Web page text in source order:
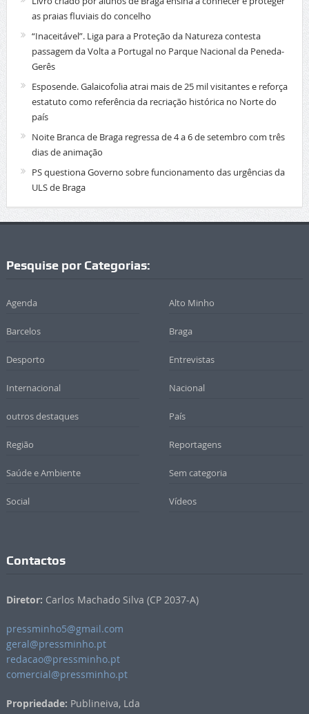
as praias fluviais do concelho
“Inaceitável”. Liga para a Proteção da Natureza contesta
passagem da Volta a Portugal no Parque Nacional da Peneda-
Gerês
Esposende. Galaicofolia atrai mais de 25 mil visitantes e reforça
estatuto como referência da recriação histórica no Norte do
país
Noite Branca de Braga regressa de 4 a 6 de setembro com três
dias de animação
PS questiona Governo sobre funcionamento das urgências da
ULS de Braga
Pesquise por Categorias:
Agenda Alto Minho
Barcelos Braga
Desporto Entrevistas
Internacional Nacional
outros destaques País
Região Reportagens
Saúde e Ambiente Sem categoria
Social Vídeos
Contactos
Diretor: Carlos Machado Silva (CP 2037-A)
pressminho5@gmail.com
geral@pressminho.pt
redacao@pressminho.pt
comercial@pressminho.pt
Propriedade: Publineiva, Lda